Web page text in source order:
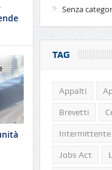
Senza
TAG
Appalti
Brevetti
Intermittente
Jobs Act